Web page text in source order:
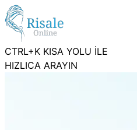
CTRL+K KISA YOLU İLE
HIZLICA ARAYIN